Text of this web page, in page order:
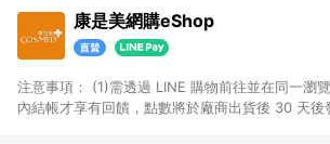
康是美網購eShop
注意事項：​ (1)需透過 LINE 購物前往並在同一瀏
內結帳才享有回饋，點數將於廠商出貨後 30 天後